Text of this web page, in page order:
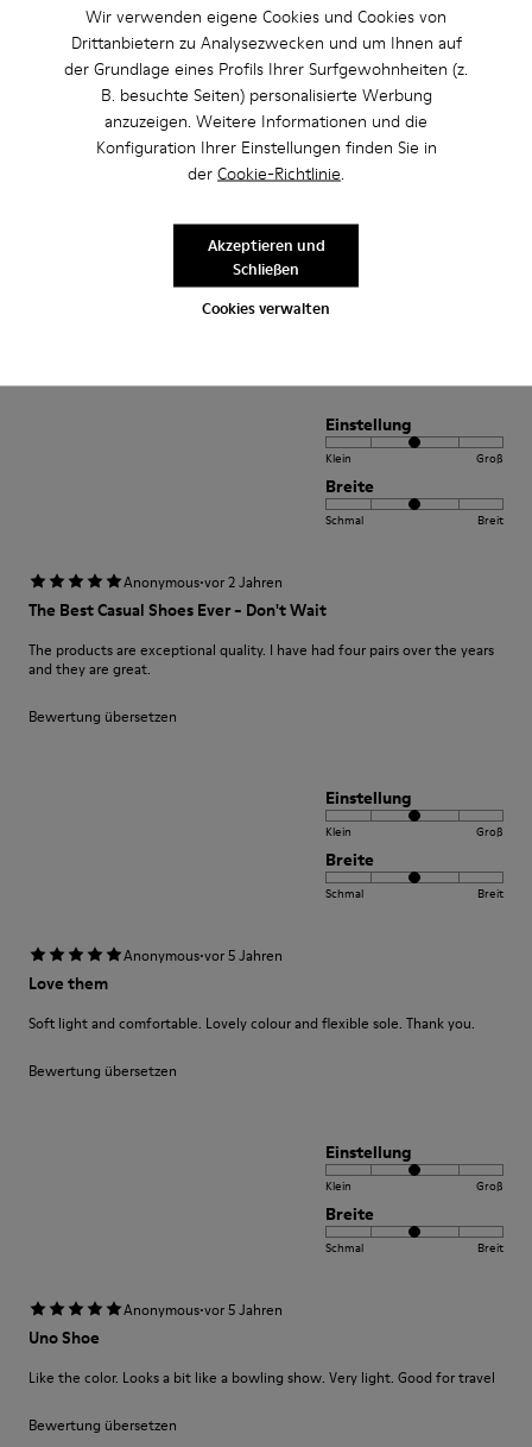
Wir verwenden eigene Cookies und Cookies von
Drittanbietern zu Analysezwecken und um Ihnen auf
der Grundlage eines Profils Ihrer Surfgewohnheiten (z.
B. besuchte Seiten) personalisierte Werbung
anzuzeigen. Weitere Informationen und die
Konfiguration Ihrer Einstellungen finden Sie in
der Cookie-Richtlinie.
Cookies verwalten
Akzeptieren und
Schließen
Einstellung
Klein
Breite
Schmal
Anonymous·vor 2 Jahren
Einstellung
Klein Groß
Breite
Schmal Breit
Anonymous·vor 2 Jahren
The Best Casual Shoes Ever - Don't Wait
The products are exceptional quality. I have had four pairs over the years
and they are great.
Bewertung übersetzen
Einstellung
Klein Groß
Breite
Schmal Breit
Anonymous·vor 5 Jahren
Love them
Soft light and comfortable. Lovely colour and flexible sole. Thank you.
Bewertung übersetzen
Einstellung
Klein Groß
Breite
Schmal Breit
Anonymous·vor 5 Jahren
Uno Shoe
Like the color. Looks a bit like a bowling show. Very light. Good for travel
Bewertung übersetzen